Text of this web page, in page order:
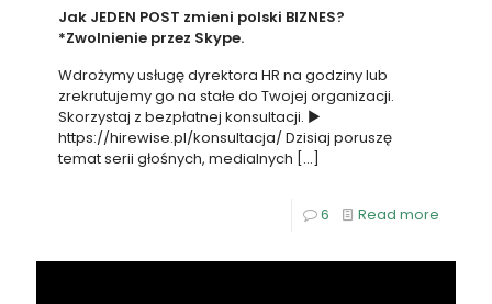
Jak JEDEN POST zmieni polski BIZNES?
*Zwolnienie przez Skype.
Wdrożymy usługę dyrektora HR na godziny lub
zrekrutujemy go na stałe do Twojej organizacji.
Skorzystaj z bezpłatnej konsultacji. ►
https://hirewise.pl/konsultacja/ Dzisiaj poruszę
temat serii głośnych, medialnych […]
6 Read more